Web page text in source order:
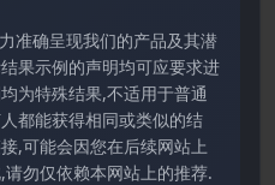
准确呈现我们的产品及其潜
果示例的声明均可应要求进
为特殊结果,不适用于普通
都能获得相同或类似的结
,可能会因您在后续网站上
勿仅依赖本网站上的推荐.